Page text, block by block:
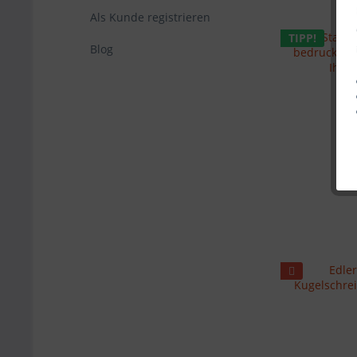
Als Kunde registrieren
Blog
TIPP!